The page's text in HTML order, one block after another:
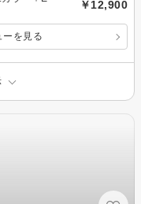
￥12,900
ーを見る